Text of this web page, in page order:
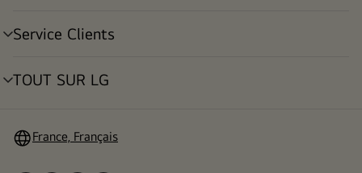
Service Clients
menu
TOUT SUR LG
menu
France, Français